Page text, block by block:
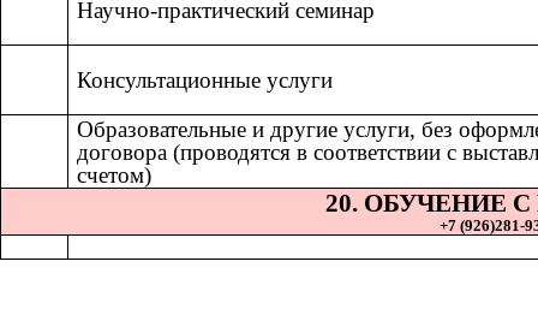
Научно-практический семинар
Консультационные услуги
Образовательные и другие услуги, без
договора (проводятся в соответствии с
счетом)
20. ОБУЧЕНИЕ
+7 (926)281-